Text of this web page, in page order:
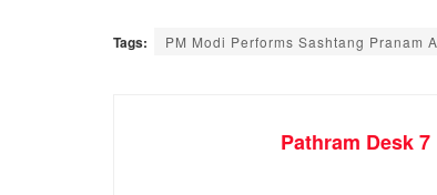
Tags: PM Modi Performs Sashtang Pranam
Pathram Desk 7